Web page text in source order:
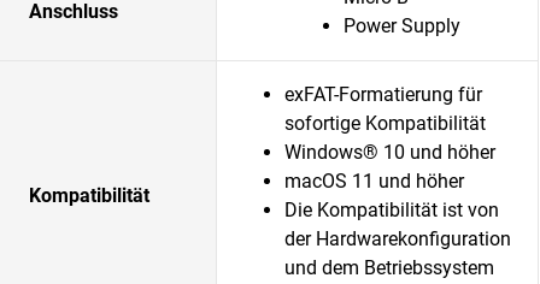
Anschluss
Power Supply
Kompatibilität
exFAT-Formatierung für
sofortige Kompatibilität
Windows® 10 und höher
macOS 11 und höher
Die Kompatibilität ist von
der Hardwarekonfiguration
und dem Betriebssystem